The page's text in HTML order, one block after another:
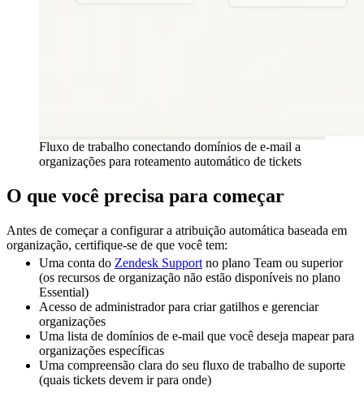
Fluxo de trabalho conectando domínios de e-mail a
organizações para roteamento automático de tickets
O que você precisa para começar
Antes de começar a configurar a atribuição automática baseada em
organização, certifique-se de que você tem:
Uma conta do Zendesk Supportno plano Team ou superior
(os recursos de organização não estão disponíveis no plano
Essential)
Acesso de administrador para criar gatilhos e gerenciar
organizações
Uma lista de domínios de e-mail que você deseja mapear para
organizações específicas
Uma compreensão clara do seu fluxo de trabalho de suporte
(quais tickets devem ir para onde)